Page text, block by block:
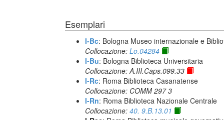
Esemplari
I-Bc: Bologna Museo internazionale e
Collocazione: Lo.04284
I-Bu: Bologna Biblioteca Universitaria
Collocazione: A.III.Caps.099.33
I-Rc: Roma Biblioteca Casanatense
Collocazione: COMM 297 3
I-Rn: Roma Biblioteca Nazionale Centrale
Collocazione: 40. 9.B.13.01